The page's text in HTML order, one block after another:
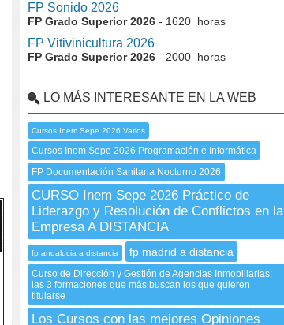
FP Sonido 2026
FP Grado Superior 2026 - 1620 horas
FP Vitivinicultura 2026
FP Grado Superior 2026 - 2000 horas
LO MÁS INTERESANTE EN LA WEB
Cursos Inem Sepe 2026 Varios
Cursos Inem Sepe 2026 Programación e Informática
FP Documentación Sanitaria Nocturno 2026
CURSO Inem Sepe 2026 Práctico de
Liderazgo y Resolución de Conflictos en la
Empresa A DISTANCIA
fp andalucia a distancia fp madrid a distancia
Curso de Dirección y Gestión de Agencias Inmobiliarias:
las 3 formaciones que más buscan los que quieren
titularse
Los Cursos con las mejores Opiniones